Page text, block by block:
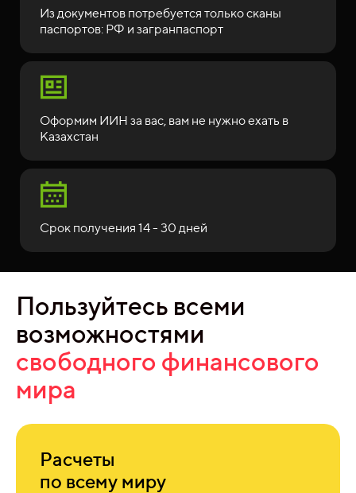
Из документов потребуется только сканы
паспортов: РФ и загранпаспорт
Оформим ИИН за вас, вам не нужно ехать в
Казахстан
Срок получения 14 - 30 дней
Пользуйтесь всеми
возможностями
свободного финансового
мира
Расчеты
по всему миру